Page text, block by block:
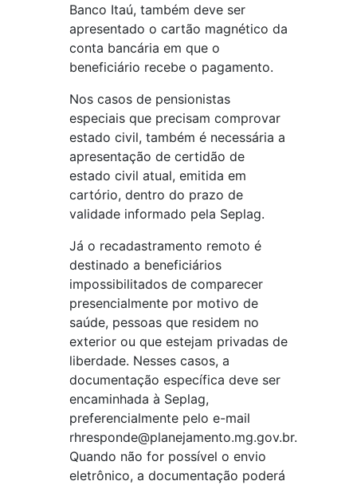
Banco Itaú, também deve ser
apresentado o cartão magnético da
conta bancária em que o
beneficiário recebe o pagamento.
Nos casos de pensionistas
especiais que precisam comprovar
estado civil, também é necessária a
apresentação de certidão de
estado civil atual, emitida em
cartório, dentro do prazo de
validade informado pela Seplag.
Já o recadastramento remoto é
destinado a beneficiários
impossibilitados de comparecer
presencialmente por motivo de
saúde, pessoas que residem no
exterior ou que estejam privadas de
liberdade. Nesses casos, a
documentação específica deve ser
encaminhada à Seplag,
preferencialmente pelo e-mail
rhresponde@planejamento.mg.gov.br.
Quando não for possível o envio
eletrônico, a documentação poderá